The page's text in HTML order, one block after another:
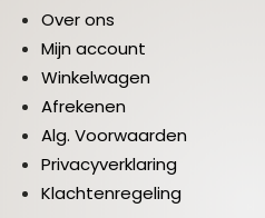
Over ons
Mijn account
Winkelwagen
Afrekenen
Alg. Voorwaarden
Privacyverklaring
Klachtenregeling